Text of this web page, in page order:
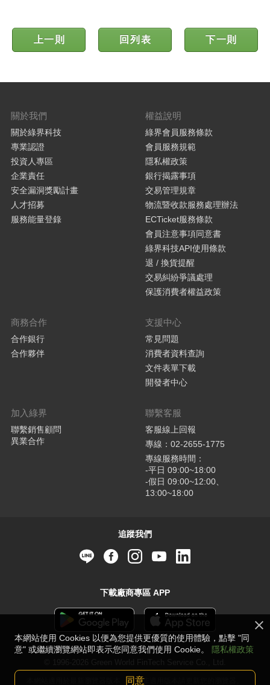
上一則 回列表 下一則
關於我們
關於綠界科技
專業認證
投資人專區
企業責任
安全漏洞獎勵計畫
人才招募
服務能量登錄
權益說明
綠界會員服務條款
會員服務規範
隱私權政策
銀行揭露事項
交易管理規章
物流暨收款服務處理辦法
ECTicket服務條款
會員注意事項同意書
綠界科技API使用條款
退 / 換貨提醒
交易糾紛爭議處理
保護消費者權益政策
商務合作
合作銀行
合作夥伴
支援中心
常見問題
消費者資料查詢
文件表單下載
開發者中心
加入綠界
聯繫銷售顧問
異業合作
聯繫客服
客服線上回報
專線：02-2655-1775
專線服務時間：
-平日 09:00~18:00
-假日 09:00~12:00、
13:00~18:00
追蹤我們
下載廠商專區 APP
本網站適用於最新瀏覽器版本，若並非適用版本請更新您的瀏覽器。
本網站使用 Cookies 以便為您提供更優質的使用體驗，點擊 "同
意" 或繼續瀏覽網站即表示您同意我們使用 Cookie。
隱私權政策
同意